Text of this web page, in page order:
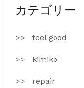
ブ
カテゴリー
feel good
kimiko
repair